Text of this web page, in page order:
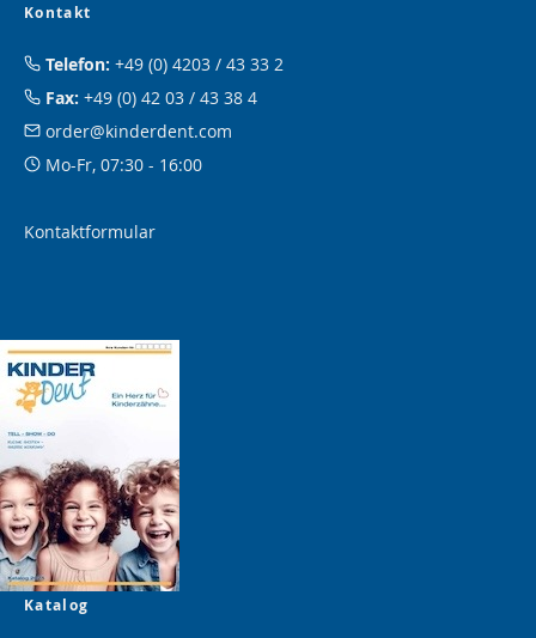
Kontakt
Telefon: +49 (0) 4203 / 43 33 2
Fax: +49 (0) 42 03 / 43 38 4
order@kinderdent.com
Mo-Fr, 07:30 - 16:00
Kontaktformular
Katalog